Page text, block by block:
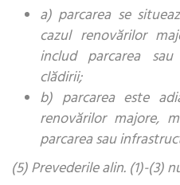
a) parcarea se
cazul renovărilor
includ parcarea
clădirii;
b) parcarea este
renovărilor majore,
parcarea sau
(5) Prevederile alin. (1)-(3)